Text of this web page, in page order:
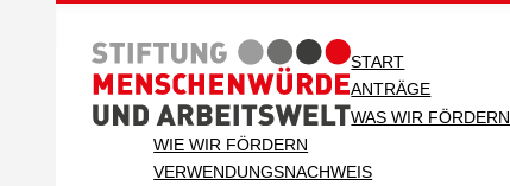
START
ANTRÄGE
WAS WIR FÖRDERN
WIE WIR FÖRDERN
VERWENDUNGSNACHWEIS